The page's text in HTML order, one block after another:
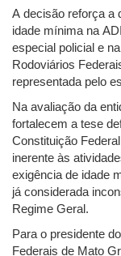
A decisão reforça a
idade mínima na
especial policial e
Rodoviários
representada pelo
Na avaliação da
fortalecem a tese
Constituição
inerente às
exigência de idade
já considerada
Regime Geral.
Para o presidente
Federais de Mato